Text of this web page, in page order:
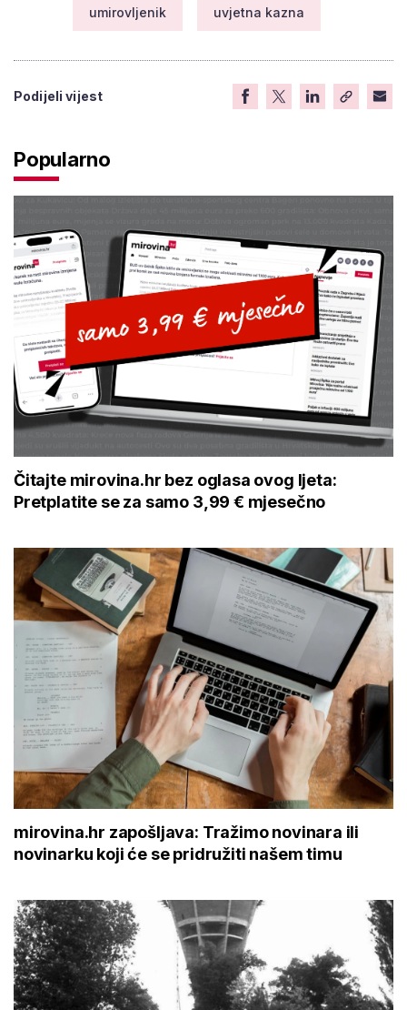
umirovljenik uvjetna kazna
Podijeli vijest
Popularno
Čitajte mirovina.hr bez oglasa ovog ljeta:
Pretplatite se za samo 3,99 € mjesečno
mirovina.hr zapošljava: Tražimo novinara ili
novinarku koji će se pridružiti našem timu